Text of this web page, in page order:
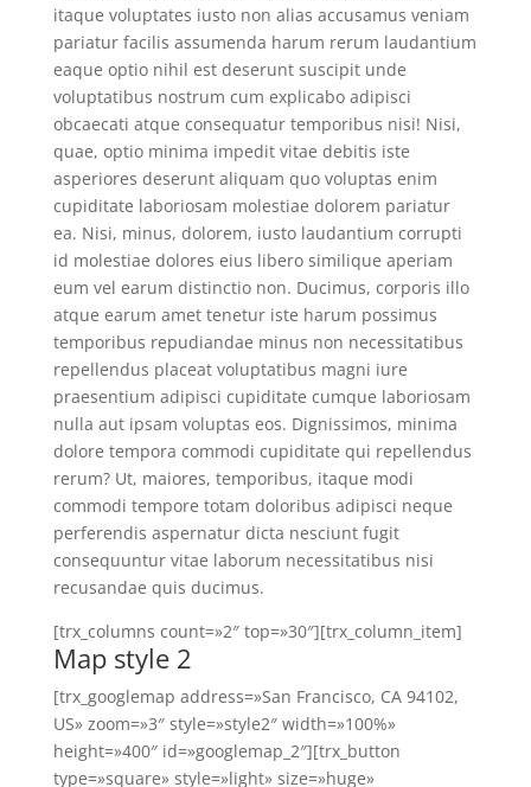
itaque voluptates iusto non alias accusamus veniam
pariatur facilis assumenda harum rerum laudantium
eaque optio nihil est deserunt suscipit unde
voluptatibus nostrum cum explicabo adipisci
obcaecati atque consequatur temporibus nisi! Nisi,
quae, optio minima impedit vitae debitis iste
asperiores deserunt aliquam quo voluptas enim
cupiditate laboriosam molestiae dolorem pariatur
ea. Nisi, minus, dolorem, iusto laudantium corrupti
id molestiae dolores eius libero similique aperiam
eum vel earum distinctio non. Ducimus, corporis illo
atque earum amet tenetur iste harum possimus
temporibus repudiandae minus non necessitatibus
repellendus placeat voluptatibus magni iure
praesentium adipisci cupiditate cumque laboriosam
nulla aut ipsam voluptas eos. Dignissimos, minima
dolore tempora commodi cupiditate qui repellendus
rerum? Ut, maiores, temporibus, itaque modi
commodi tempore totam doloribus adipisci neque
perferendis aspernatur dicta nesciunt fugit
consequuntur vitae laborum necessitatibus nisi
recusandae quis ducimus.
[trx_columns count=»2″ top=»30″][trx_column_item]
Map style 2
[trx_googlemap address=»San Francisco, CA 94102,
US» zoom=»3″ style=»style2″ width=»100%»
height=»400″ id=»googlemap_2″][trx_button
type=»square» style=»light» size=»huge»